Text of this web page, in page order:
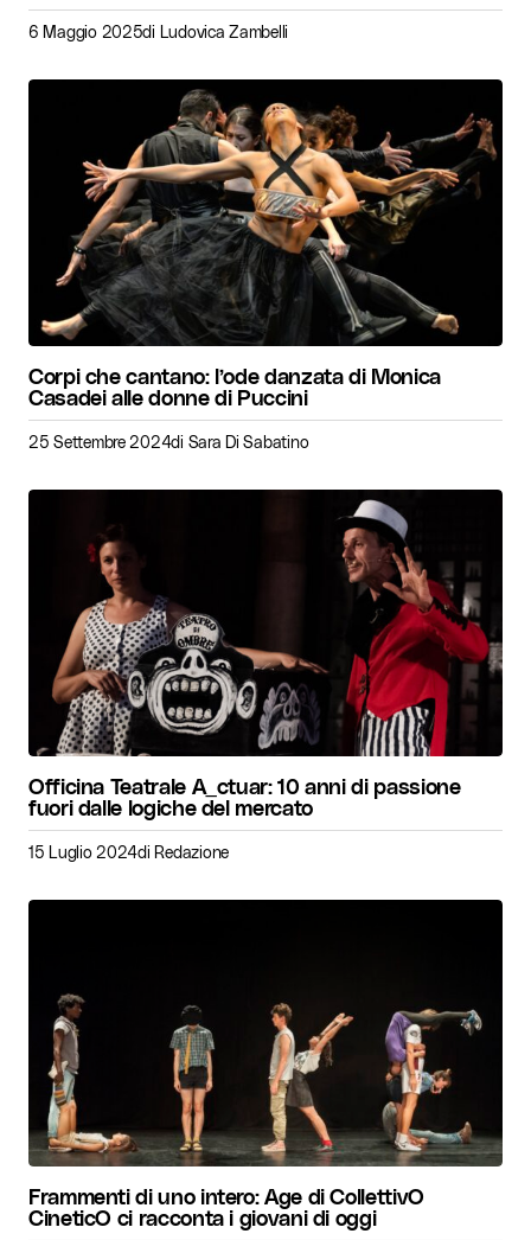
6 Maggio 2025di Ludovica Zambelli
Corpi che cantano: l’ode danzata di Monica
Casadei alle donne di Puccini
25 Settembre 2024di Sara Di Sabatino
Officina Teatrale A_ctuar: 10 anni di passione
fuori dalle logiche del mercato
15 Luglio 2024di Redazione
Frammenti di uno intero: Age di CollettivO
CineticO ci racconta i giovani di oggi